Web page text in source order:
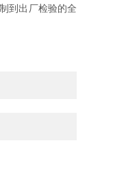
到出厂检验的全